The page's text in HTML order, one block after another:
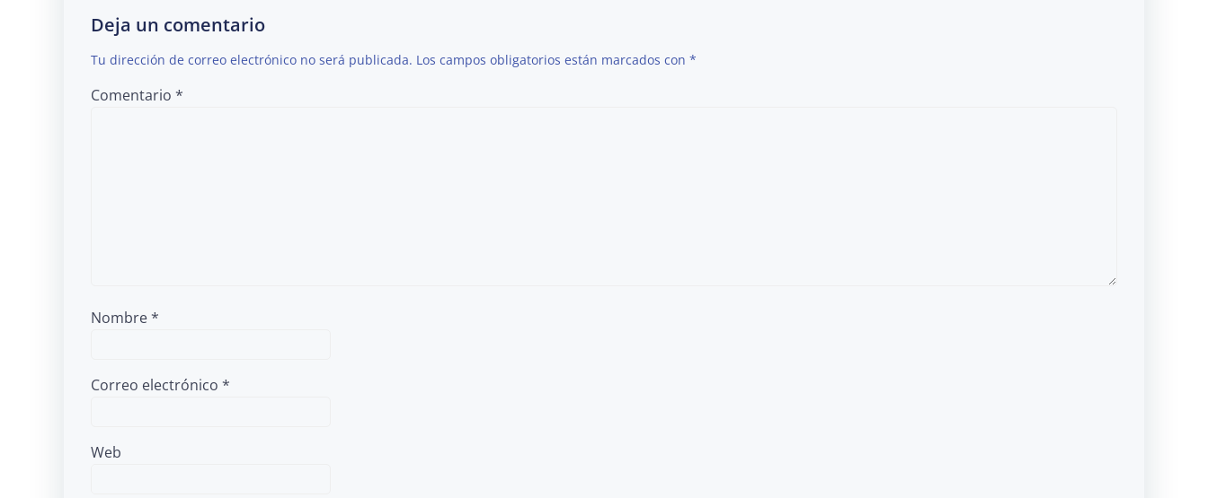
Deja un comentario
Tu dirección de correo electrónico no será publicada. Los campos obligatorios están marcados con *
Comentario *
Nombre*
Correo electrónico *
Web